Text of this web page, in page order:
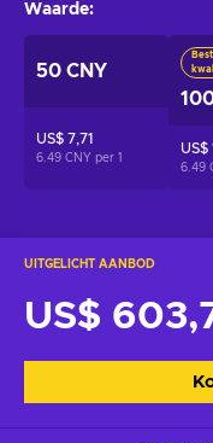
UITGELICHT AANBOD
US$
Waarde:
50 CNY
US$ 7,71
6.49 CNY per 1
US$
6.49